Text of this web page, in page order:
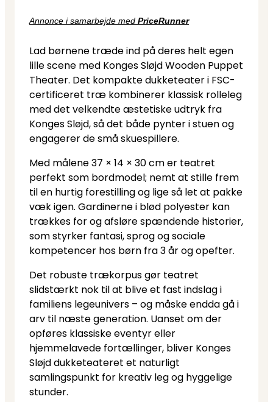
Annonce i samarbejde med PriceRunner
Lad børnene træde ind på deres helt egen
lille scene med Konges Sløjd Wooden Puppet
Theater. Det kompakte dukketeater i FSC-
certificeret træ kombinerer klassisk rolleleg
med det velkendte æstetiske udtryk fra
Konges Sløjd, så det både pynter i stuen og
engagerer de små skuespillere.
Med målene 37 × 14 × 30 cm er teatret
perfekt som bordmodel; nemt at stille frem
til en hurtig forestilling og lige så let at pakke
væk igen. Gardinerne i blød polyester kan
trækkes for og afsløre spændende historier,
som styrker fantasi, sprog og sociale
kompetencer hos børn fra 3 år og opefter.
Det robuste trækorpus gør teatret
slidstærkt nok til at blive et fast indslag i
familiens legeunivers – og måske endda gå i
arv til næste generation. Uanset om der
opføres klassiske eventyr eller
hjemmelavede fortællinger, bliver Konges
Sløjd dukketeateret et naturligt
samlingspunkt for kreativ leg og hyggelige
stunder.